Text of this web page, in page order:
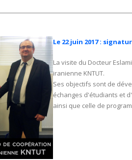
Le 22 juin 2017 :
La visite du Docteur
iranienne KNTUT.
Ses objectifs sont de
échanges d'étudiants et
ainsi que celle de